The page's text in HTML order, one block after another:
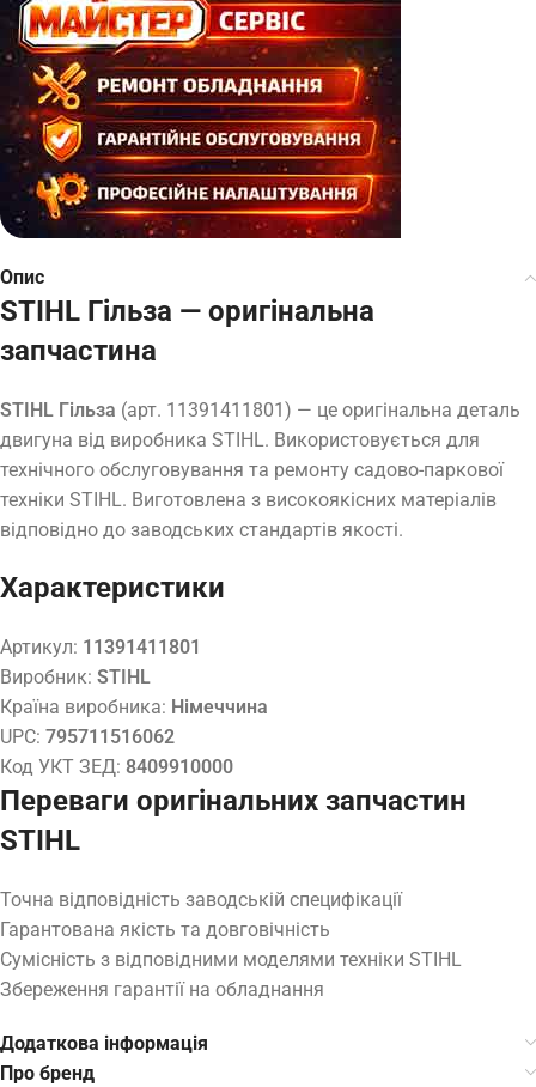
Опис
STIHL Гільза — оригінальна
запчастина
STIHL Гільза (арт. 11391411801) — це оригінальна деталь
двигуна від виробника STIHL. Використовується для
технічного обслуговування та ремонту садово-паркової
техніки STIHL. Виготовлена з високоякісних матеріалів
відповідно до заводських стандартів якості.
Характеристики
Артикул: 11391411801
Виробник: STIHL
Країна виробника: Німеччина
UPC: 795711516062
Код УКТ ЗЕД: 8409910000
Переваги оригінальних запчастин
STIHL
Точна відповідність заводській специфікації
Гарантована якість та довговічність
Сумісність з відповідними моделями техніки STIHL
Збереження гарантії на обладнання
Додаткова інформація
Про бренд